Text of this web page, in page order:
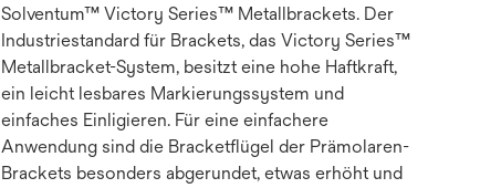
Solventum™ Victory Series™ Metallbrackets. Der
Industriestandard für Brackets, das Victory Series™
Metallbracket-System, besitzt eine hohe Haftkraft,
ein leicht lesbares Markierungssystem und
einfaches Einligieren. Für eine einfachere
Anwendung sind die Bracketflügel der Prämolaren-
Brackets besonders abgerundet, etwas erhöht und